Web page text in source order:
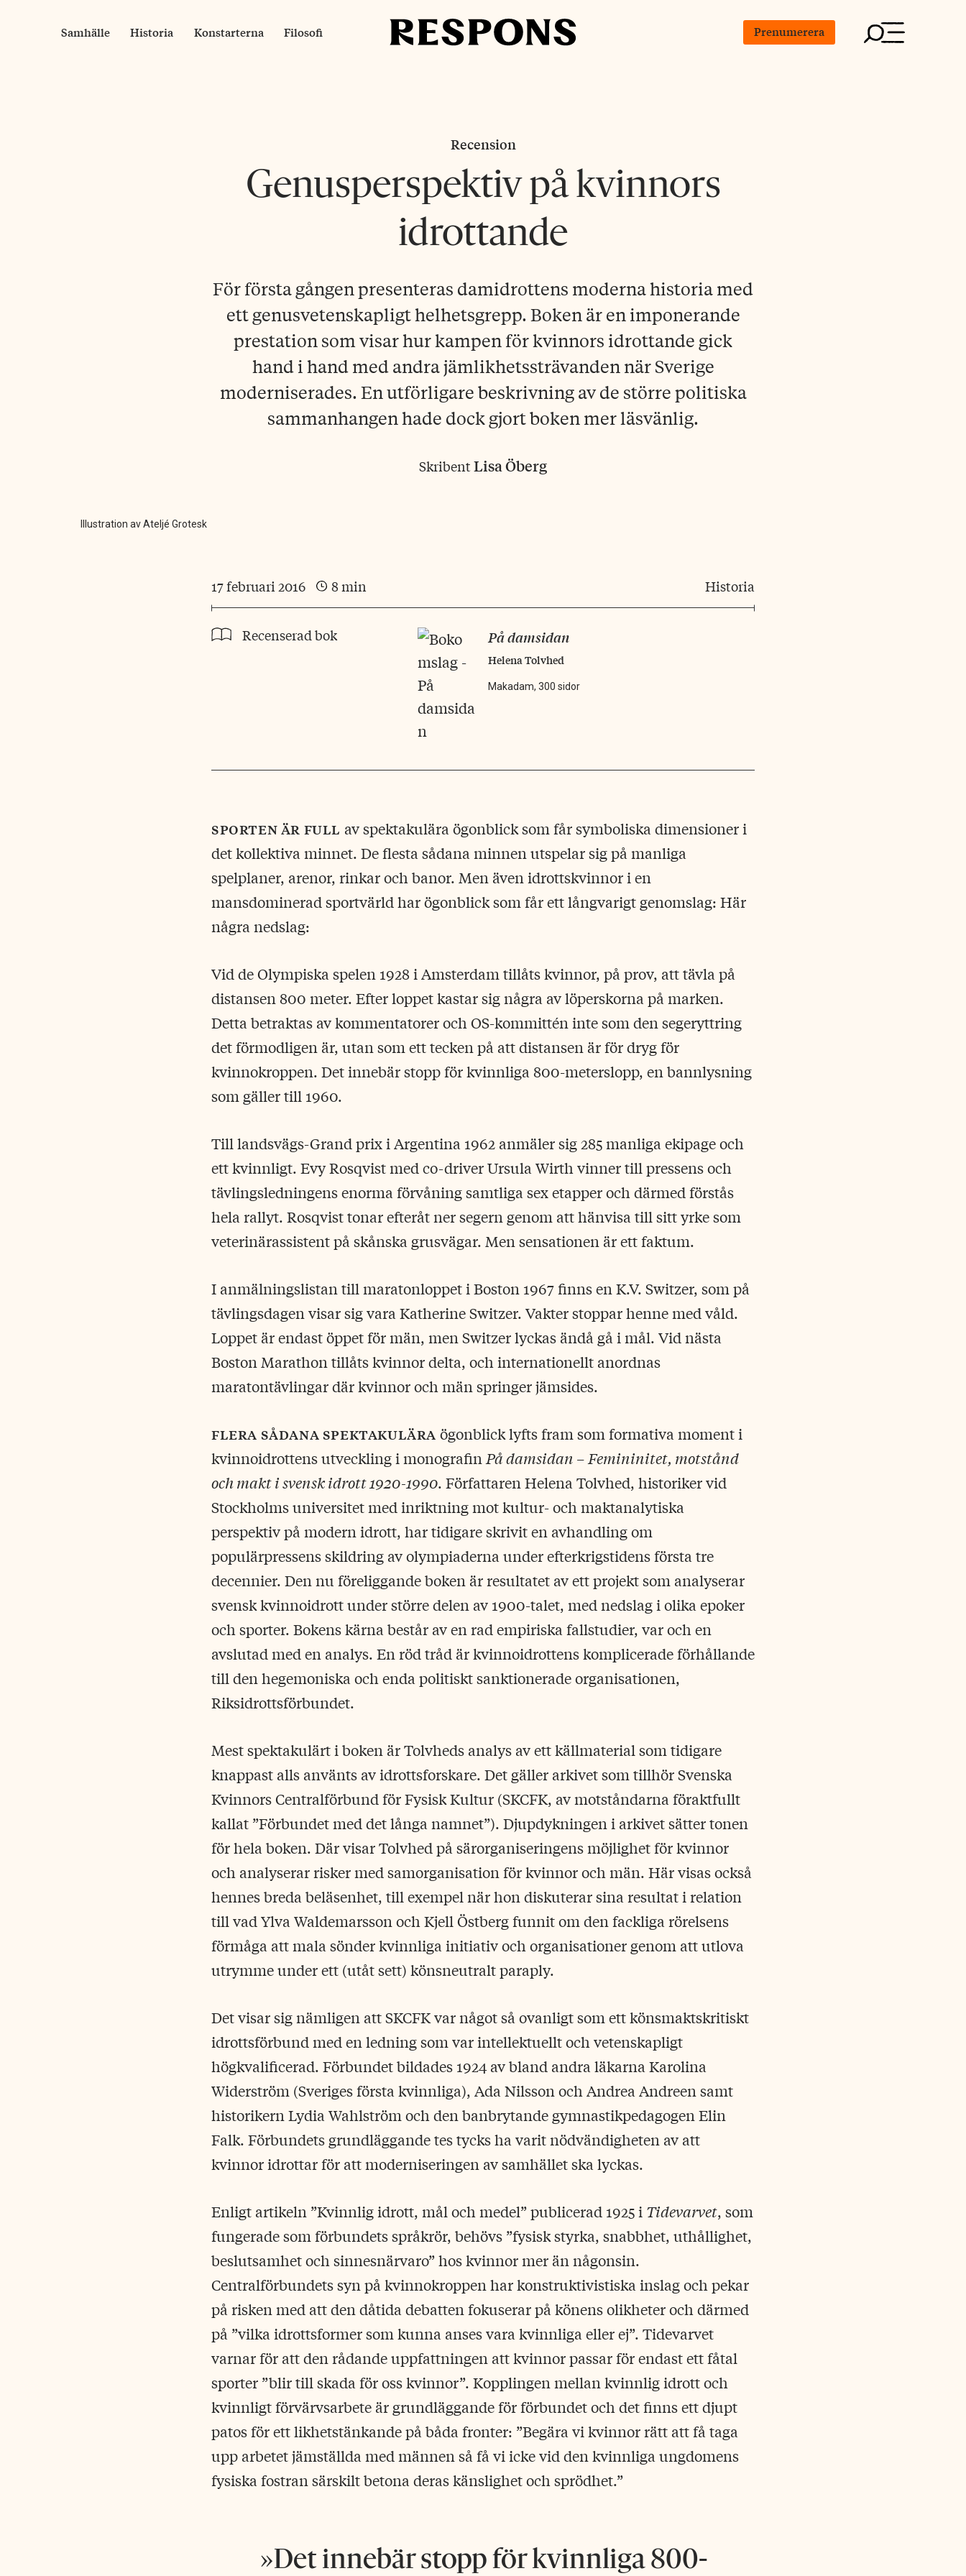
Samhälle Historia Konstarterna Filosofi Prenumerera
Recension
Genus­perspektiv på kvinnors
idrottande
För första gången presenteras damidrottens moderna historia med
ett genusvetenskapligt helhetsgrepp. Boken är en imponerande
prestation som visar hur kampen för kvinnors idrottande gick
hand i hand med andra jämlikhetssträvanden när Sverige
moderniserades. En utförligare beskrivning av de större politiska
sammanhangen hade dock gjort boken mer läsvänlig.
SkribentLisa Öberg
Illustration av Ateljé Grotesk
17 februari 2016 8 min Historia
Recenserad bok På damsidan
Helena Tolvhed
Makadam, 300 sidor
sporten är full av spektakulära ögonblick som får symboliska dimensioner i
det kollektiva minnet. De flesta sådana minnen utspelar sig på manliga
spelplaner, arenor, rinkar och banor. Men även idrottskvinnor i en
mansdominerad sportvärld har ögonblick som får ett långvarigt genomslag: Här
några nedslag:
Vid de Olympiska spelen 1928 i Amsterdam tillåts kvinnor, på prov, att tävla på
distansen 800 meter. Efter loppet kastar sig några av löperskorna på marken.
Detta betraktas av kommentatorer och OS-kommittén inte som den segeryttring
det förmodligen är, utan som ett tecken på att distansen är för dryg för
kvinnokroppen. Det innebär stopp för kvinnliga 800-meterslopp, en bannlysning
som gäller till 1960.
Till landsvägs-Grand prix i Argentina 1962 anmäler sig 285 manliga ekipage och
ett kvinnligt. Evy Rosqvist med co-driver Ursula Wirth vinner till pressens och
tävlingsledningens enorma förvåning samtliga sex etapper och därmed förstås
hela rallyt. Rosqvist tonar efteråt ner segern genom att hänvisa till sitt yrke som
veterinärassistent på skånska grusvägar. Men sensationen är ett faktum.
I anmälningslistan till maratonloppet i Boston 1967 finns en K.V. Switzer, som på
tävlingsdagen visar sig vara Katherine Switzer. Vakter stoppar henne med våld.
Loppet är endast öppet för män, men Switzer lyckas ändå gå i mål. Vid nästa
Boston Marathon tillåts kvinnor delta, och internationellt anordnas
maratontävlingar där kvinnor och män springer jämsides.
flera sådana spektakulära ögonblick lyfts fram som formativa moment i
kvinnoidrottens utveckling i monografin På damsidan – Femininitet, motstånd
och makt i svensk idrott 1920-1990. Författaren Helena Tolvhed, historiker vid
Stockholms universitet med inriktning mot kultur- och maktanalytiska
perspektiv på modern idrott, har tidigare skrivit en avhandling om
populärpressens skildring av olympiaderna under efterkrigstidens första tre
decennier. Den nu föreliggande boken är resultatet av ett projekt som analyserar
svensk kvinnoidrott under större delen av 1900-talet, med nedslag i olika epoker
och sporter. Bokens kärna består av en rad empiriska fallstudier, var och en
avslutad med en analys. En röd tråd är kvinnoidrottens komplicerade förhållande
till den hegemoniska och enda politiskt sanktionerade organisationen,
Riksidrottsförbundet.
Mest spektakulärt i boken är Tolvheds analys av ett källmaterial som tidigare
knappast alls använts av idrottsforskare. Det gäller arkivet som tillhör Svenska
Kvinnors Centralförbund för Fysisk Kultur (SKCFK, av motståndarna föraktfullt
kallat ”Förbundet med det långa namnet”). Djupdykningen i arkivet sätter tonen
för hela boken. Där visar Tolvhed på särorganiseringens möjlighet för kvinnor
och analyserar risker med samorganisation för kvinnor och män. Här visas också
hennes breda beläsenhet, till exempel när hon diskuterar sina resultat i relation
till vad Ylva Waldemarsson och Kjell Östberg funnit om den fackliga rörelsens
förmåga att mala sönder kvinnliga initiativ och organisationer genom att utlova
utrymme under ett (utåt sett) könsneutralt paraply.
Det visar sig nämligen att SKCFK var något så ovanligt som ett könsmaktskritiskt
idrottsförbund med en ledning som var intellektuellt och vetenskapligt
högkvalificerad. Förbundet bildades 1924 av bland andra läkarna Karolina
Widerström (Sveriges första kvinnliga), Ada Nilsson och Andrea Andreen samt
historikern Lydia Wahlström och den banbrytande gymnastikpedagogen Elin
Falk. Förbundets grundläggande tes tycks ha varit nödvändigheten av att
kvinnor idrottar för att moderniseringen av samhället ska lyckas.
Enligt artikeln ”Kvinnlig idrott, mål och medel” publicerad 1925 i Tidevarvet, som
fungerade som förbundets språkrör, behövs ”fysisk styrka, snabbhet, uthållighet,
beslutsamhet och sinnesnärvaro” hos kvinnor mer än någonsin.
Centralförbundets syn på kvinnokroppen har konstruktivistiska inslag och pekar
på risken med att den dåtida debatten fokuserar på könens olikheter och därmed
på ”vilka idrottsformer som kunna anses vara kvinnliga eller ej”. Tidevarvet
varnar för att den rådande uppfattningen att kvinnor passar för endast ett fåtal
sporter ”blir till skada för oss kvinnor”. Kopplingen mellan kvinnlig idrott och
kvinnligt förvärvsarbete är grundläggande för förbundet och det finns ett djupt
patos för ett likhetstänkande på båda fronter: ”Begära vi kvinnor rätt att få taga
upp arbetet jämställda med männen så få vi icke vid den kvinnliga ungdomens
fysiska fostran särskilt betona deras känslighet och sprödhet.”
Det innebär stopp för kvinnliga 800-